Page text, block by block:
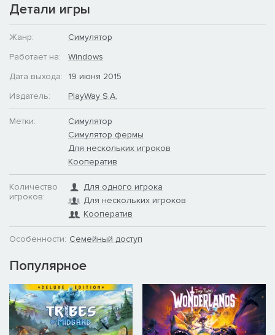
Детали игры
Жанр:
Симулятор
Работает на:
Windows
Дата выхода:
19 июня 2015
Издатель:
PlayWay S.A.
Метки:
Симулятор
Симулятор фермы
Для нескольких игроков
Кооператив
Количество
игроков:
Для одного игрока
Для нескольких игроков
Кооператив
Особенности: Семейный доступ
Популярное